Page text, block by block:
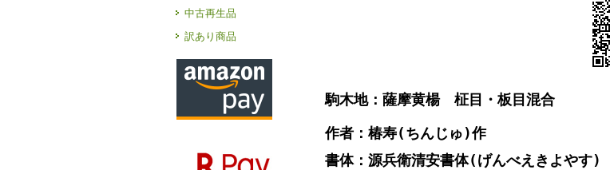
中古再生品
訳あり商品
駒木地：薩摩黄楊 柾目・板目混合
作者：椿寿(ちんじゅ)作
書体：源兵衛清安書体(げんべえきよやす)